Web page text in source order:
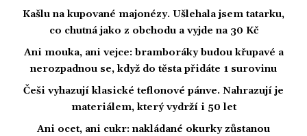
Kašlu na kupované majonézy. Ušlehala jsem tatarku,
co chutná jako z obchodu a vyjde na 30 Kč
Ani mouka, ani vejce: bramboráky budou křupavé a
nerozpadnou se, když do těsta přidáte 1 surovinu
Češi vyhazují klasické teflonové pánve. Nahrazují je
materiálem, který vydrží i 50 let
Ani ocet, ani cukr: nakládané okurky zůstanou